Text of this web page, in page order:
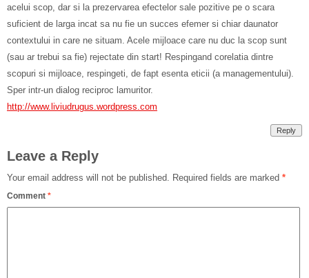
acelui scop, dar si la prezervarea efectelor sale pozitive pe o scara
suficient de larga incat sa nu fie un succes efemer si chiar daunator
contextului in care ne situam. Acele mijloace care nu duc la scop sunt
(sau ar trebui sa fie) rejectate din start! Respingand corelatia dintre
scopuri si mijloace, respingeti, de fapt esenta eticii (a managementului).
Sper intr-un dialog reciproc lamuritor.
http://www.liviudrugus.wordpress.com
Reply
Leave a Reply
Your email address will not be published. Required fields are marked *
Comment *